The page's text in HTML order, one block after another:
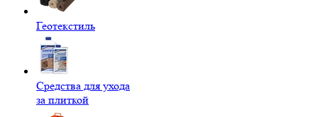
Геотекстиль
Средства для ухода
за плиткой